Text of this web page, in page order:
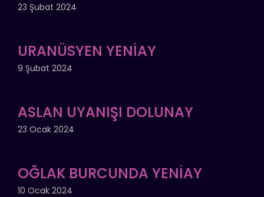
23 Şubat 2024
URANÜSYEN YENİAY
9 Şubat 2024
ASLAN UYANIŞI DOLUNAY
23 Ocak 2024
OĞLAK BURCUNDA YENİAY
10 Ocak 2024